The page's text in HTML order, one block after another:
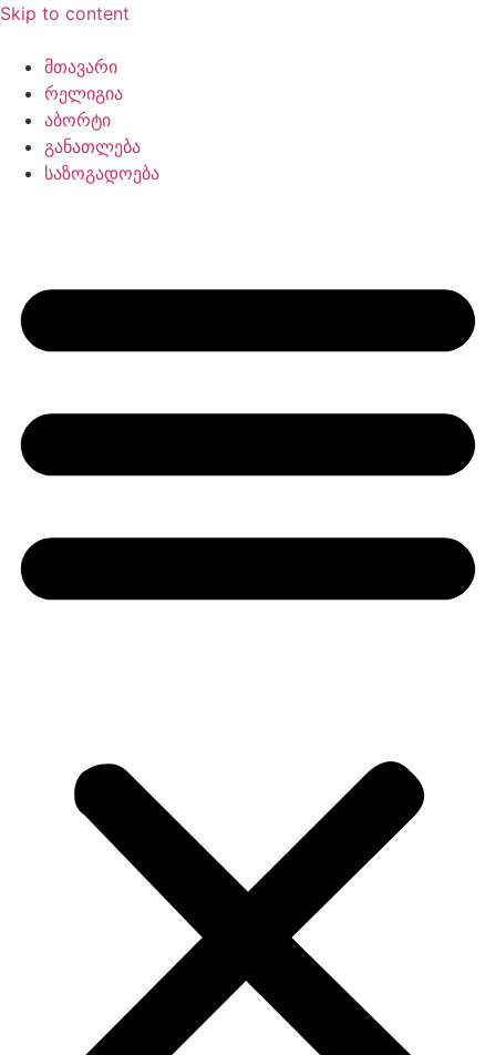
Skip to content
მთავარი
რელიგია
აბორტი
განათლება
საზოგადოება